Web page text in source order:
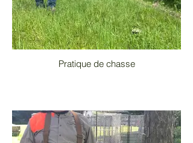
Pratique de chasse